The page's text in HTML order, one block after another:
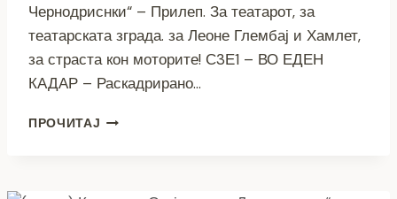
Чернодриснки“ – Прилеп. За театарот, за
театарската зграда. за Леоне Глембај и Хамлет,
за страста кон моторите! С3Е1 – ВО ЕДЕН
КАДАР – Раскадрирано…
ПРОЧИТАЈ (ВИДЕО)ВО